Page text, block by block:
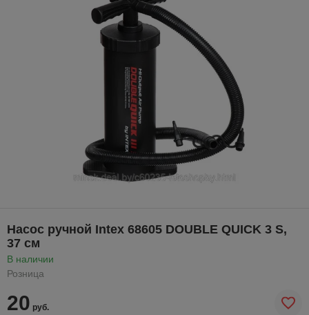
Насос ручной Intex 68605 DOUBLE QUICK 3 S,
37 см
В наличии
Розница
20 руб.